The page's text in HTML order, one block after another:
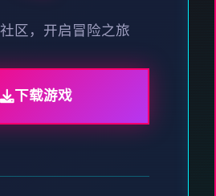
区，开启冒险之旅
下载游戏